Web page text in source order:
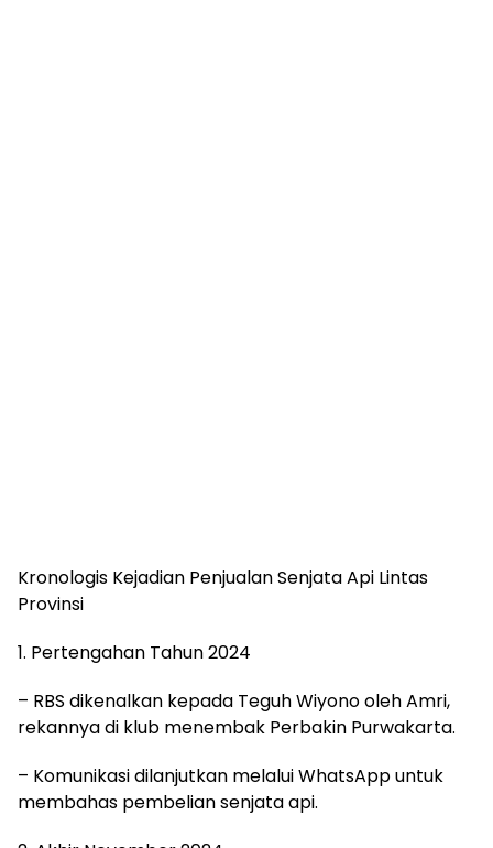
Kronologis Kejadian Penjualan Senjata Api Lintas
Provinsi
1. Pertengahan Tahun 2024
– RBS dikenalkan kepada Teguh Wiyono oleh Amri,
rekannya di klub menembak Perbakin Purwakarta.
– Komunikasi dilanjutkan melalui WhatsApp untuk
membahas pembelian senjata api.